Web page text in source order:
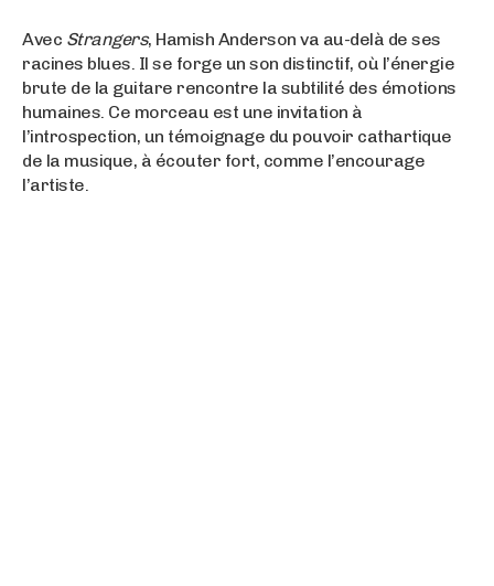
Avec Strangers, Hamish Anderson va au-delà de ses
racines blues. Il se forge un son distinctif, où l’énergie
brute de la guitare rencontre la subtilité des émotions
humaines. Ce morceau est une invitation à
l’introspection, un témoignage du pouvoir cathartique
de la musique, à écouter fort, comme l’encourage
l’artiste.